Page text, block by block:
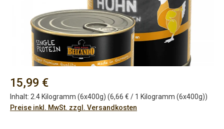
Regulärer Preis:
15,99 €
Inhalt: 2.4 Kilogramm (6x400g) (6,66 € / 1 Kilogramm (6x400g))
Preise inkl. MwSt. zzgl. Versandkosten